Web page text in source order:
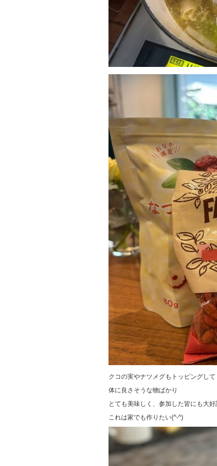
クコの実やナツメグもトッピングして
体に良さそうな物ばかり
とても美味しく、参加した皆にも大好
これは家でも作りたい(^-^)